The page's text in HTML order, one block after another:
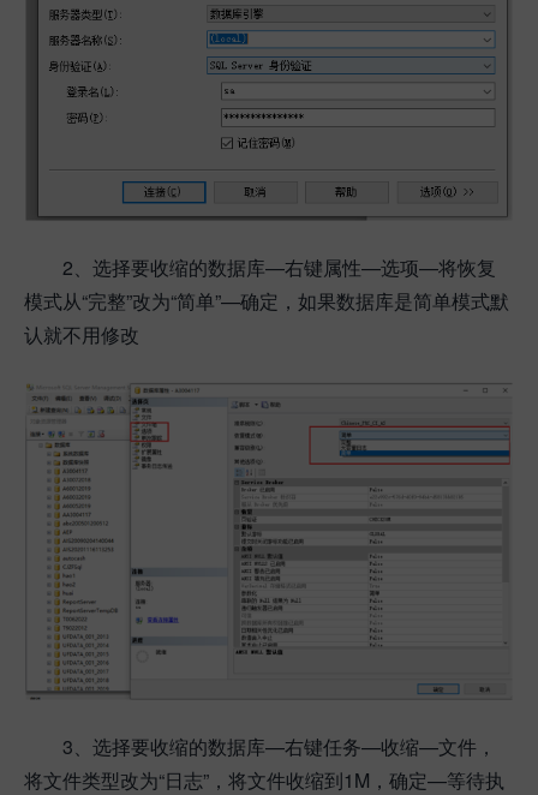
2、选择要收缩的数据库—右键属性—选项—将恢复
模式从“完整”改为“简单”—确定，如果数据库是简单模式默
认就不用修改
3、选择要收缩的数据库—右键任务—收缩—文件，
将文件类型改为“日志”，将文件收缩到1M，确定—等待执